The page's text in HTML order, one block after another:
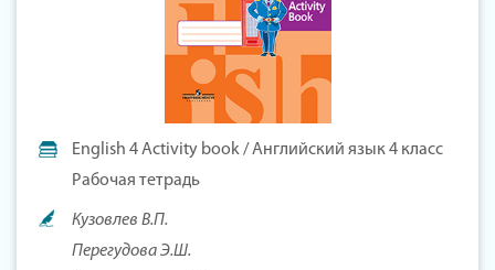
English 4 Activity book / Английский язык 4 класс
Рабочая тетрадь
Кузовлев В.П.
Перегудова Э.Ш.